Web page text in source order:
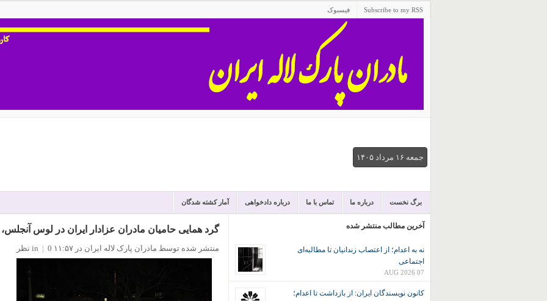
Subscribe to my RSS فیسبوک
جمعه ۱۶ مرداد ۱۴۰۵
برگ نخست درباره ما تماس با ما درباره دادخواهی آمار کشته شدگان
گرد همایی حامیان مادران عزادار ایران در لوس آنجلس، شنبه
منتشر شده توسط مادران پارک لاله ایران در ۱۱:۵۷ in | 0 نظر
آخرین مطالب منتشر شده
نه به اعدام؛ از اعتصاب زندانیان تا مطالبه‌ای
اجتماعی
07 AUG 2026
کانون نويسندگان ايران: از بازداشت تا اعدام؛